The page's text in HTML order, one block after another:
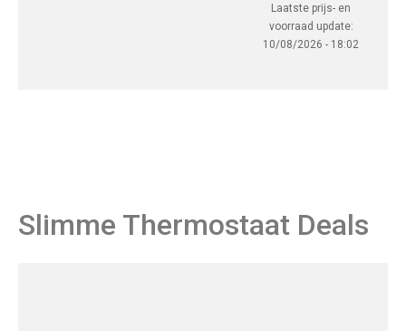
Laatste prijs- en
voorraad update:
10/08/2026 - 18:02
Slimme Thermostaat Deals